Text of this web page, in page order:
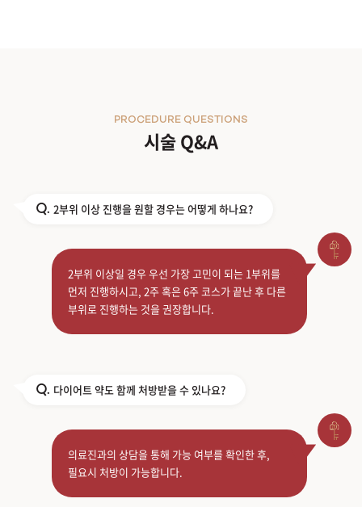
시술 Q&A
PROCEDURE QUESTIONS
Q. 2부위 이상 진행을 원할 경우는 어떻게 하나요?
2부위 이상일 경우 우선 가장 고민이 되는 1부위를
먼저 진행하시고, 2주 혹은 6주 코스가 끝난 후 다른
부위로 진행하는 것을 권장합니다.
Q. 다이어트 약도 함께 처방받을 수 있나요?
의료진과의 상담을 통해 가능 여부를 확인한 후,
필요시 처방이 가능합니다.